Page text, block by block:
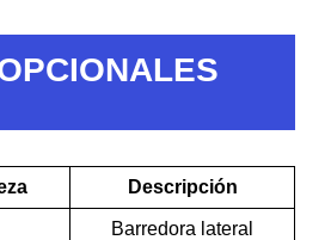
Descripción
Barredora lateral